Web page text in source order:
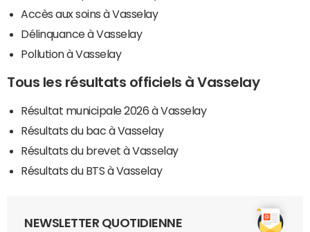
Accès aux soins à Vasselay
Délinquance à Vasselay
Pollution à Vasselay
Tous les résultats officiels à Vasselay
Résultat municipale 2026 à Vasselay
Résultats du bac à Vasselay
Résultats du brevet à Vasselay
Résultats du BTS à Vasselay
NEWSLETTER QUOTIDIENNE